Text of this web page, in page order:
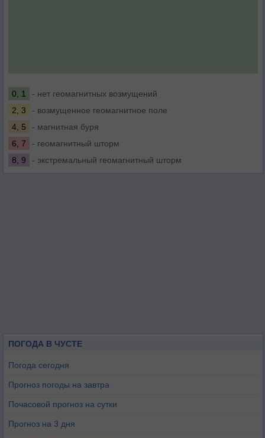
0, 1
- нет геомагнитных возмущений
2, 3
- возмущенное геомагнитное поле
4, 5
- магнитная буря
6, 7
- геомагнитный шторм
8, 9
- экстремальный геомагнитный шторм
ПОГОДА В ЧУСТЕ
Погода сегодня
Прогноз погоды на завтра
Почасовой прогноз на сутки
Прогноз на 3 дня